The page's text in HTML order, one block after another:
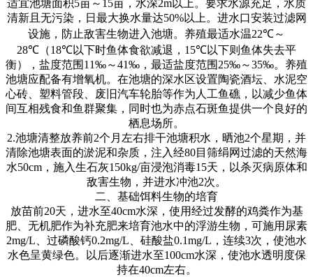
适宜池塘面积5亩～ 15亩，水深2m以上。要求水源充足，水质
清新且无污染，日最大换水量达50%以上。进水口安装过滤网
设施，防止敌害生物进入池塘。养殖最适水温22℃～
28℃ （18℃以下时鱼体食欲减退， 15℃以下则鱼体失去平
衡），盐度范围 11‰～41‰ ，最适盐度范围 25‰～35‰。养殖
池塘应配备有增氧机。在池塘的深水区设置陶瓷酒坛、水泥空
心砖、塑料管段、废旧汽车轮胎等作为人工鱼礁，以减少鱼体
间互相残食和鱼群聚集，同时也为赤点石斑鱼提供一个良好的
栖息场所。
2.池塘清整放养前2个月左右排干池塘积水，晒池2个星期，并
清除池塘表面的淤泥和杂质，注入经80目筛绢网过滤的天然海
水50cm，施入生石灰150kg/亩浸泡消毒15天，以杀灭病原体和
敌害生物，并进水冲池2次。
二、基础饵料生物的培育
放苗前20天，进水至40cm水深，使用经过发酵的鸡粪作为基
肥、无机肥作为补充肥来培育池水中的浮游生物，可施用尿素
2mg/L 、过磷酸钙0.2mg/L 、硅酸盐0.1mg/L ，连续3次，使池水
水色呈黄绿色。以后逐渐进水至100cm水深，使池水透明度保
持在40cm左右。